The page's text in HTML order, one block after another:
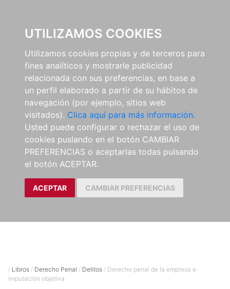
UTILIZAMOS COOKIES
Utilizamos cookies propias y de terceros para
fines analíticos y mostrarle publicidad
relacionada con sus preferencias, en base a
un perfil elaborado a partir de su hábitos de
navegación (por ejemplo, sitios web
visitados). Clica aquí para más información.
Usted puede configurar o rechazar el uso de
cookies puslando en el botón CAMBIAR
PREFERENCIAS o aceptarlas todas pulsando
el botón ACEPTAR.
ACEPTAR CAMBIAR PREFERENCIAS
/ Libros / Derecho Penal / Delitos / Derecho penal de la empresa e
imputación objetiva